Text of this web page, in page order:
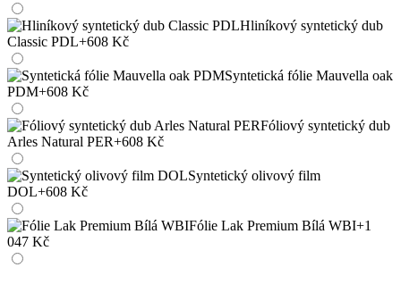
Hliníkový syntetický dub
Classic PDL+608 Kč
Syntetická fólie Mauvella oak
PDM+608 Kč
Fóliový syntetický dub
Arles Natural PER+608 Kč
Syntetický olivový film
DOL+608 Kč
Fólie Lak Premium Bílá WBI+1
047 Kč